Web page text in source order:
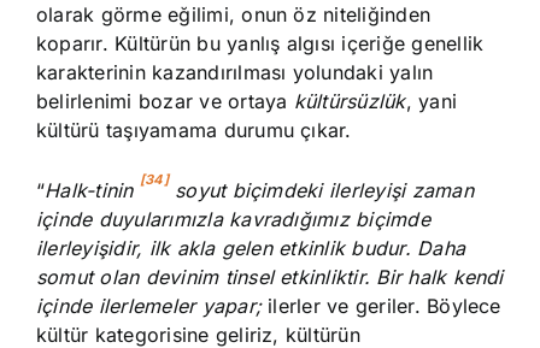
olarak görme eğilimi, onun öz niteliğinden
koparır. Kültürün bu yanlış algısı içeriğe genellik
karakterinin kazandırılması yolundaki yalın
belirlenimi bozar ve ortaya kültürsüzlük, yani
kültürü taşıyamama durumu çıkar.
“Halk-tinin [34]soyut biçimdeki ilerleyişi zaman
içinde duyularımızla kavradığımız biçimde
ilerleyişidir, ilk akla gelen etkinlik budur. Daha
somut olan devinim tinsel etkinliktir. Bir halk kendi
içinde ilerlemeler yapar;ilerler ve geriler. Böylece
kültür kategorisine geliriz, kültürün